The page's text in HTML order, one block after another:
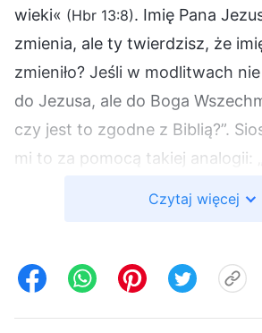
wieki« (Hbr 13:8). Imię Pana
zmienia, ale ty twierdzisz, że
zmieniło? Jeśli w modlitwach
do Jezusa, ale do Boga
czy jest to zgodne z Biblią?”.
mi to za pomocą takiej analogii:
zgodnie z wykonywaną pracą.
Czytaj więcej